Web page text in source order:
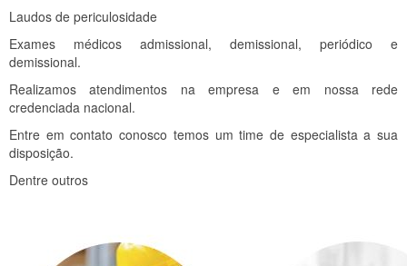
Laudos de periculosidade
Exames médicos admissional, demissional, periódico e
demissional.
Realizamos atendimentos na empresa e em nossa rede
credenciada nacional.
Entre em contato conosco temos um time de especialista a sua
disposição.
Dentre outros